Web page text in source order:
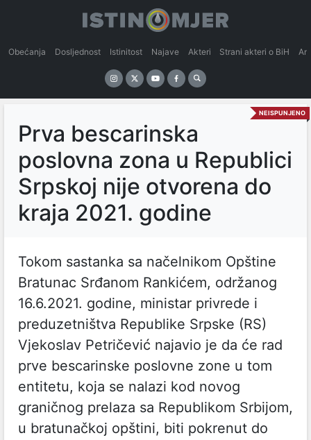
Obećanja Dosljednost Istinitost Najave Akteri Strani akteri o BiH
NEISPUNJENO
Prva bescarinska
poslovna zona u Republici
Srpskoj nije otvorena do
kraja 2021. godine
Tokom sastanka sa načelnikom Opštine
Bratunac Srđanom Rankićem, održanog
16.6.2021. godine, ministar privrede i
preduzetništva Republike Srpske (RS)
Vjekoslav Petričević najavio je da će rad
prve bescarinske poslovne zone u tom
entitetu, koja se nalazi kod novog
graničnog prelaza sa Republikom Srbijom,
u bratunačkoj opštini, biti pokrenut do